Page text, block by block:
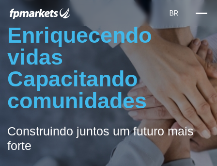
Enriquecendo
vidas
Capacitando
comunidades
Construindo juntos um futuro mais
forte